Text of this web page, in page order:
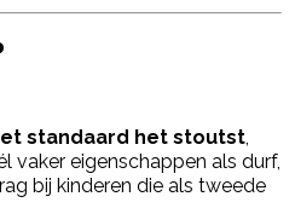
standaard het stoutst,
vaker eigenschappen als durf,
bij kinderen die als tweede